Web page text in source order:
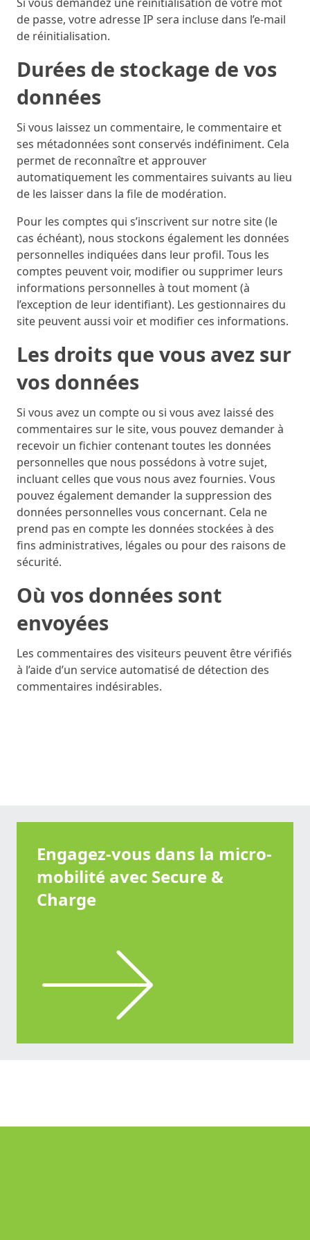
de passe, votre adresse IP sera incluse dans l’e-mail
de réinitialisation.
Durées de stockage de vos
données
Si vous laissez un commentaire, le commentaire et
ses métadonnées sont conservés indéfiniment. Cela
permet de reconnaître et approuver
automatiquement les commentaires suivants au lieu
de les laisser dans la file de modération.
Pour les comptes qui s’inscrivent sur notre site (le
cas échéant), nous stockons également les données
personnelles indiquées dans leur profil. Tous les
comptes peuvent voir, modifier ou supprimer leurs
informations personnelles à tout moment (à
l’exception de leur identifiant). Les gestionnaires du
site peuvent aussi voir et modifier ces informations.
Les droits que vous avez sur
vos données
Si vous avez un compte ou si vous avez laissé des
commentaires sur le site, vous pouvez demander à
recevoir un fichier contenant toutes les données
personnelles que nous possédons à votre sujet,
incluant celles que vous nous avez fournies. Vous
pouvez également demander la suppression des
données personnelles vous concernant. Cela ne
prend pas en compte les données stockées à des
fins administratives, légales ou pour des raisons de
sécurité.
Où vos données sont
envoyées
Les commentaires des visiteurs peuvent être vérifiés
à l’aide d’un service automatisé de détection des
commentaires indésirables.
Engagez-vous dans la micro-
mobilité avec Secure &
Charge